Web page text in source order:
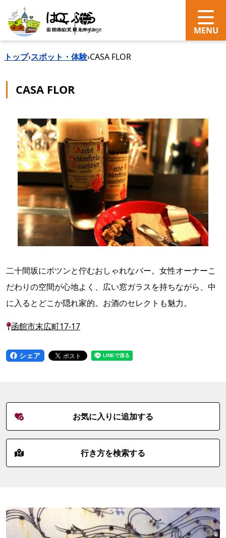
search Language
トップ›スポット・体験›CASA FLOR
CASA FLOR
二十間坂にポツンと佇むおしゃれなバー。女性オーナーこ
だわりの空間が心地よく、広い窓ガラスを持ちながら、中
に入るとどこか隠れ家的。お酒のセレクトも魅力。
函館市末広町17-17
シェア
お気に入りに追加する
行き方を検索する